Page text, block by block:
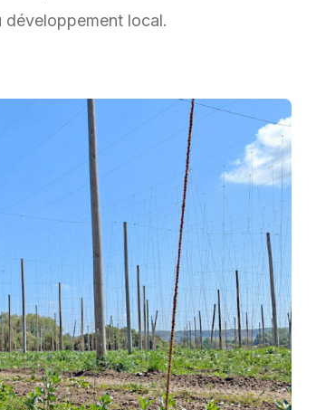
développement local.